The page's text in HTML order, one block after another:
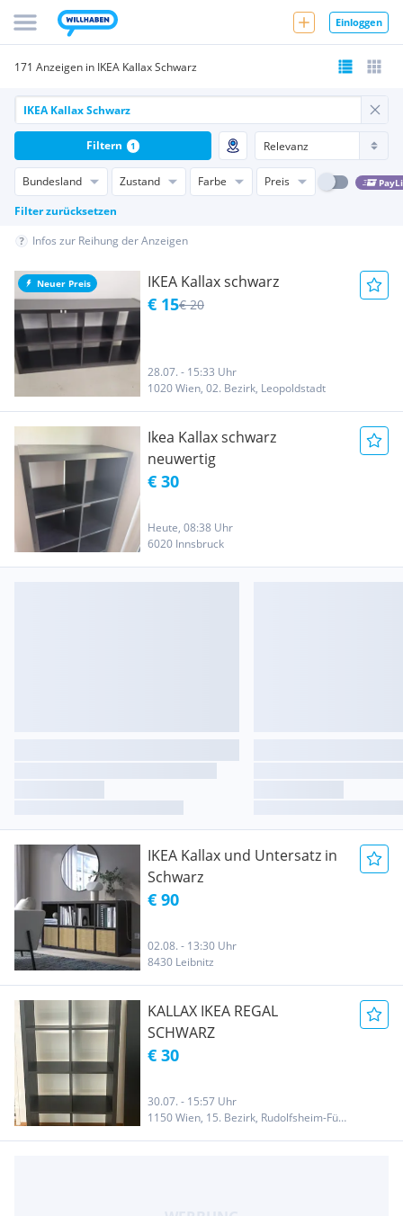
Einloggen
171 Anzeigen in IKEA Kallax Schwarz
Bundesland Zustand Farbe Preis
Filter zurücksetzen
Filtern 1
Infos zur Reihung der Anzeigen
Neuer Preis IKEA Kallax schwarz
€ 15€ 20
28.07. - 15:33 Uhr
1020 Wien, 02. Bezirk, Leopoldstadt
Ikea Kallax schwarz
neuwertig
€ 30
Heute, 08:38 Uhr
6020 Innsbruck
IKEA Kallax und Untersatz in
Schwarz
€ 90
02.08. - 13:30 Uhr
8430 Leibnitz
KALLAX IKEA REGAL
SCHWARZ
€ 30
30.07. - 15:57 Uhr
1150 Wien, 15. Bezirk, Rudolfsheim-Fünfhaus